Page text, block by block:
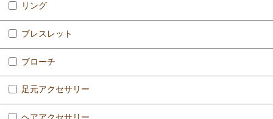
リング
ブレスレット
ブローチ
足元アクセサリー